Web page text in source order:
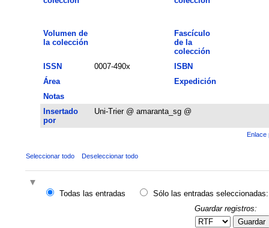
Volumen de
la colección
Fascículo
de la
colección
ISSN
0007-490x
ISBN
Área
Expedición
Notas
Insertado
por
Uni-Trier @ amaranta_sg @
Enlace
Seleccionar todo Deseleccionar todo
Todas las entradas
Sólo las entradas seleccionadas:
Guardar registros:
Guardar